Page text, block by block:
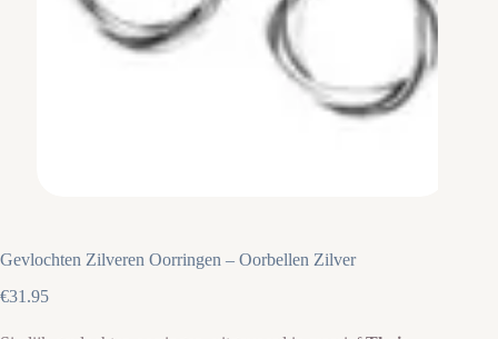
Gevlochten Zilveren Oorringen – Oorbellen Zilver
€31.95